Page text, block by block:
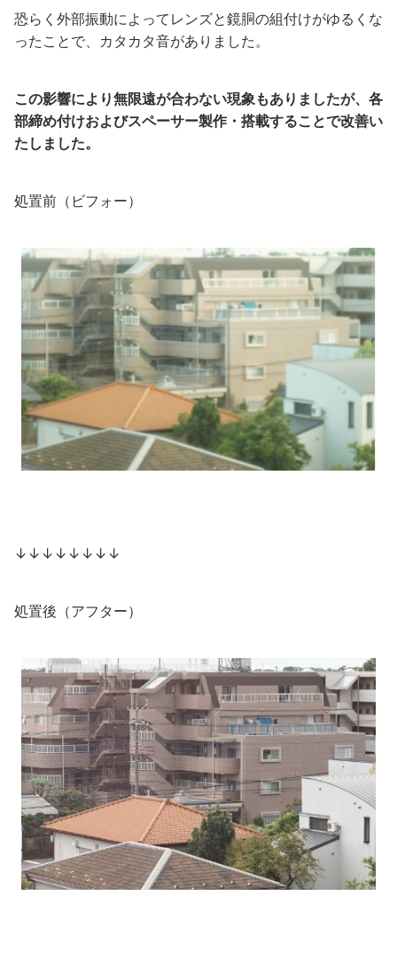
恐らく外部振動によってレンズと鏡胴の組付けがゆるくな
ったことで、カタカタ音がありました。
この影響により無限遠が合わない現象もありましたが、各
部締め付けおよびスペーサー製作・搭載することで改善い
たしました。
処置前（ビフォー）
↓↓↓↓↓↓↓↓
処置後（アフター）